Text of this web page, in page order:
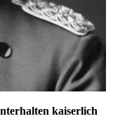
kaiserlich